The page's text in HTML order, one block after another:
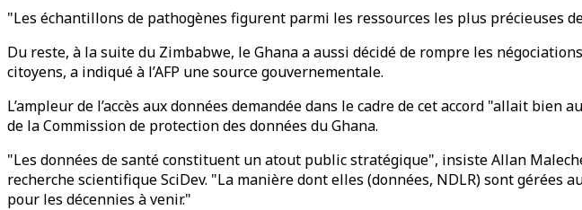
"Les échantillons de pathogènes figurent parmi les ressources les plus précieuses
Du reste, à la suite du Zimbabwe, le Ghana a aussi décidé de rompre les
citoyens, a indiqué à l’AFP une source gouvernementale.
L’ampleur de l’accès aux données demandée dans le cadre de cet accord "allait
de la Commission de protection des données du Ghana.
"Les données de santé constituent un atout public stratégique", insiste Allan
recherche scientifique SciDev. "La manière dont elles (données, NDLR) sont
pour les décennies à venir."